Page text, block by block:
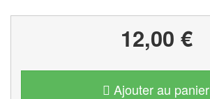
12,00 €
Ajouter au panier